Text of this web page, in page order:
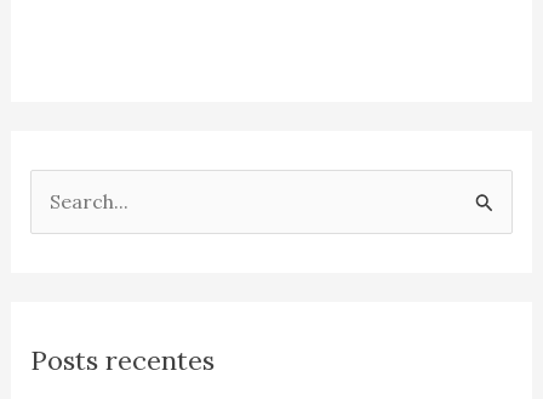
u
Posts recentes